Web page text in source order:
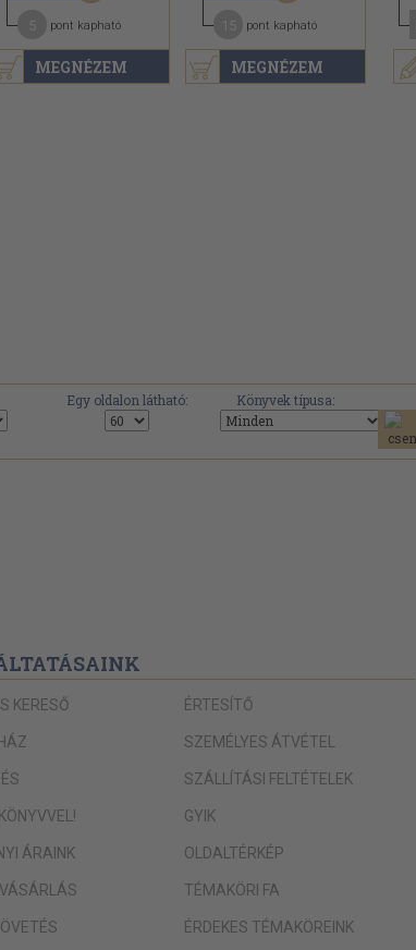
MEGNÉZEM
pont kapható
MEGNÉZEM
pont kapható
Egy oldalon látható: Könyvek típusa:
KERESŐ
ÁRAINK
ÉRTESÍTŐ
SZEMÉLYES ÁTVÉTEL
SZÁLLÍTÁSI FELTÉTELEK
GYIK
OLDALTÉRKÉP
TÉMAKÖRI FA
ÉRDEKES TÉMAKÖREINK